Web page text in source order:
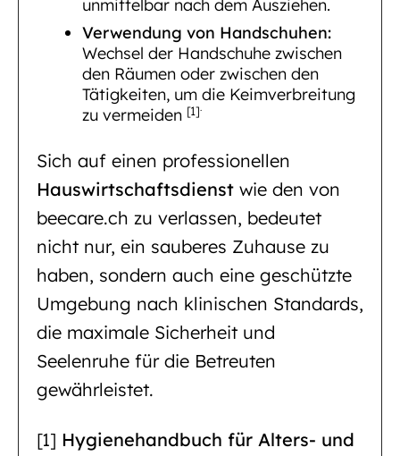
unmittelbar nach dem Ausziehen.
Verwendung von Handschuhen:
Wechsel der Handschuhe zwischen
den Räumen oder zwischen den
Tätigkeiten, um die Keimverbreitung
zu vermeiden [1].
Sich auf einen professionellen
Hauswirtschaftsdienst wie den von
beecare.ch zu verlassen, bedeutet
nicht nur, ein sauberes Zuhause zu
haben, sondern auch eine geschützte
Umgebung nach klinischen Standards,
die maximale Sicherheit und
Seelenruhe für die Betreuten
gewährleistet.
[1] Hygienehandbuch für Alters- und